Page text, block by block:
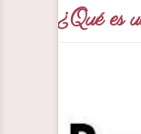
¿Qué es